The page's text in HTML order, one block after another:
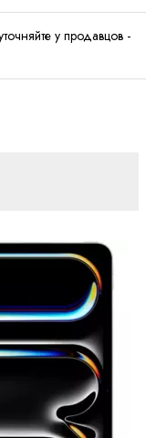
у продавцов -